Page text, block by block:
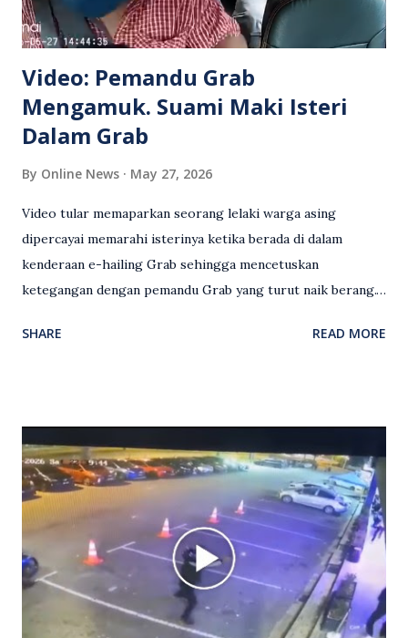
Video: Pemandu Grab
Mengamuk. Suami Maki Isteri
Dalam Grab
By Online News May 27, 2026
Video tular memaparkan seorang lelaki warga asing
dipercayai memarahi isterinya ketika berada di dalam
kenderaan e-hailing Grab sehingga mencetuskan
ketegangan dengan pemandu Grab yang turut naik berang.
antara seorang lelaki warga asing dengan pemandu Grab
Grab bertindak mempertahankan wanita terbabit sebelum
berlaku pertikaman lidah antara kedua-dua pihak. Video
berkenaan kini tular di media sosial dan mendapat pelbagai
reaksi orang ramai. Antara komen orang awam yang tular di
media sosial mengenai insiden tersebut ialah ramai yang
meluahkan rasa marah terhadap tindakan lelaki berkenaan
serta memuji pemandu Grab kerana campur tangan.
Sebahagian netizen turut meminta pihak berkuasa
SHARE READ MORE